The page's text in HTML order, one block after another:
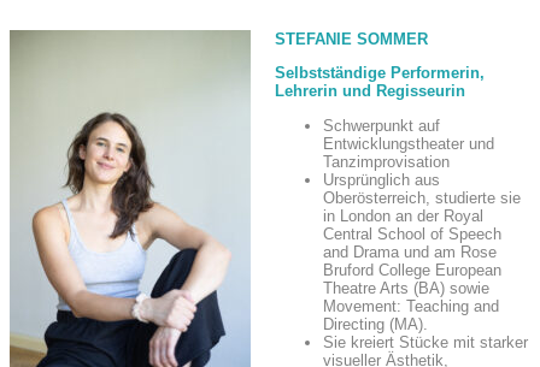
STEFANIE SOMMER
Selbstständige Performerin,
Lehrerin und Regisseurin
Schwerpunkt auf
Entwicklungstheater und
Tanzimprovisation
Ursprünglich aus
Oberösterreich, studierte sie
in London an der Royal
Central School of Speech
and Drama und am Rose
Bruford College European
Theatre Arts (BA) sowie
Movement: Teaching and
Directing (MA).
Sie kreiert Stücke mit starker
visueller Ästhetik,